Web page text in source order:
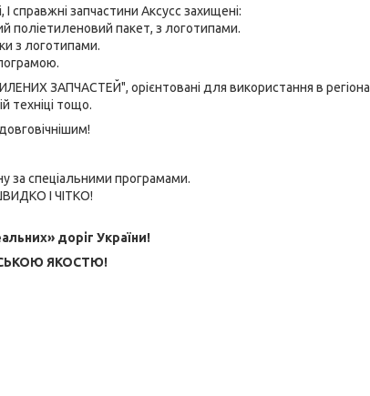
запчастини Аксусс захищені:
поліетиленовий пакет, з логотипами.
з логотипами.
ЗАПЧАСТЕЙ", орієнтовані для використання в
техніці тощо.
за спеціальними програмами.
І ЧІТКО!
доріг України!
ЯКОСТЮ!